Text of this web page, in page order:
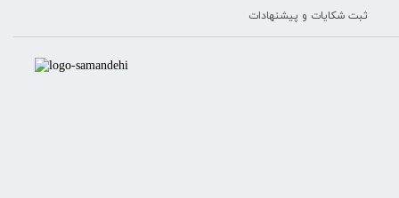
ثبت شکایات و پیشنهادات